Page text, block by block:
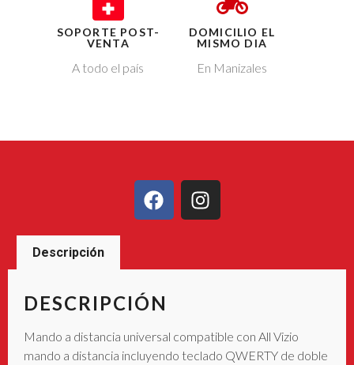
SOPORTE POST-
VENTA
A todo el país
DOMICILIO EL
MISMO DIA
En Manizales
Descripción
DESCRIPCIÓN
Mando a distancia universal compatible con All Vizio
mando a distancia incluyendo teclado QWERTY de doble